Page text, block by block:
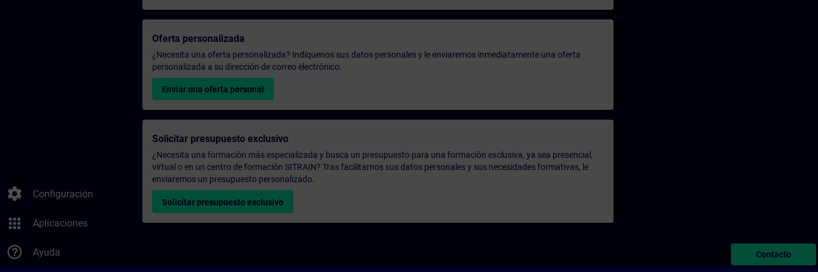
settings Configuración
apps Aplicaciones
help_outline Ayuda
Oferta personalizada
¿Necesita una oferta personalizada? Indíquenos sus datos personales y le enviaremos inmediatamente una oferta
personalizada a su dirección de correo electrónico.
Enviar una oferta personal
Solicitar presupuesto exclusivo
¿Necesita una formación más especializada y busca un presupuesto para una formación exclusiva, ya sea presencial,
virtual o en un centro de formación SITRAIN? Tras facilitarnos sus datos personales y sus necesidades formativas, le
enviaremos un presupuesto personalizado.
Solicitar presupuesto exclusivo
Contacto